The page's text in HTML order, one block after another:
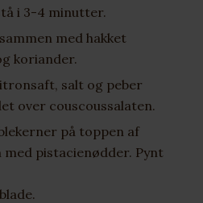
i 3-4 minutter.
med hakket
koriander.
salt og peber
over couscoussalaten.
på toppen af
med pistacienødder. Pynt